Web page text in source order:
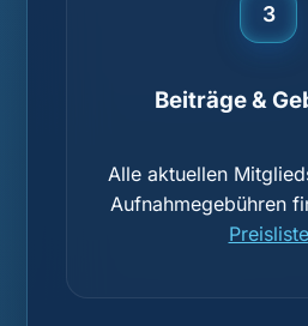
3
Beiträge &
Alle aktuellen
Aufnahmegebühren
Preisliste